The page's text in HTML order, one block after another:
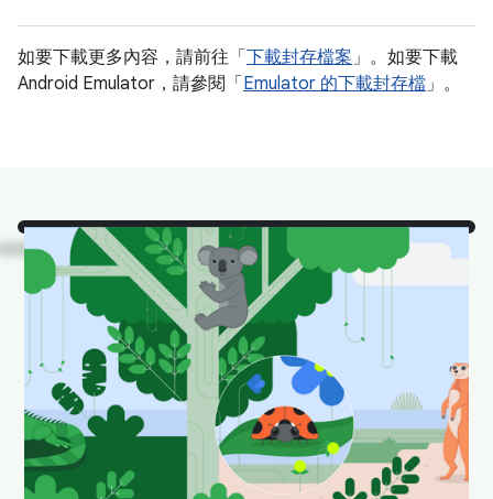
如要下載更多內容，請前往「 下載封存檔案」。如要下載
Android Emulator，請參閱「 Emulator 的下載封存檔」。
看！ 這是我們最喜愛的
Android Studio 動物在自
然棲息地中。
下載並設為桌布，讓桌面看起來有趣又新鮮。